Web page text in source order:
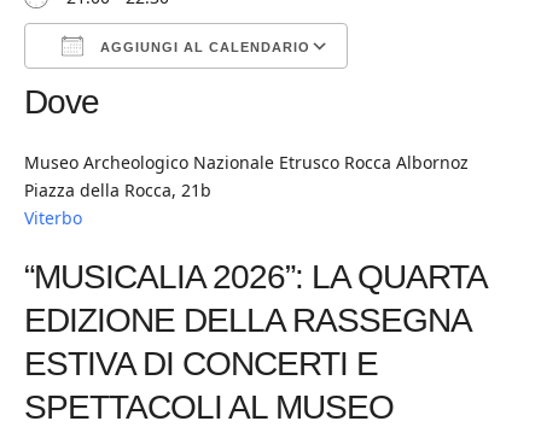
AGGIUNGI AL CALENDARIO
Download ICS
Dove
Museo Archeologico Nazionale Etrusco Rocca Albornoz
Piazza della Rocca, 21b
Viterbo
“MUSICALIA 2026”: LA QUARTA
EDIZIONE DELLA RASSEGNA
ESTIVA DI CONCERTI E
SPETTACOLI AL MUSEO